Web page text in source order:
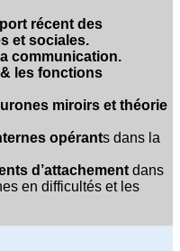
récent des
et sociales.
communication.
& les fonctions
miroirs et théorie
opérants dans la
d’attachement dans
en difficultés et les